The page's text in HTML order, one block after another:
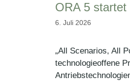
ORA 5
6. Juli 2026
„All Scenarios, All
technologieoffene